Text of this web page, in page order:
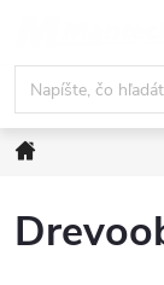
obsah